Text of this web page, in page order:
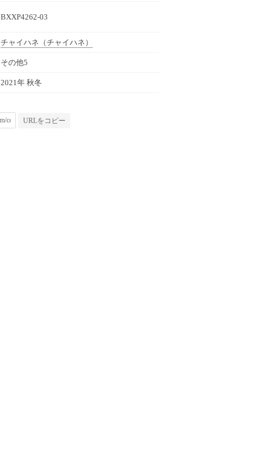
BXXP4262-03
チャイハネ （チャイハネ）
その他5
2021年 秋冬
URLをコピー